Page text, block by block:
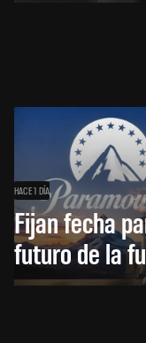
HACE 1 DÍA
Fijan fecha
futuro de la